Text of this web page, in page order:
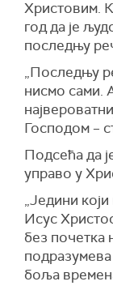
Христовим.
год да је
последњу
„Последњу
нисмо сами.
Господом –
Подсећа да
управо у
„Једини
Исус
без почетка
боља